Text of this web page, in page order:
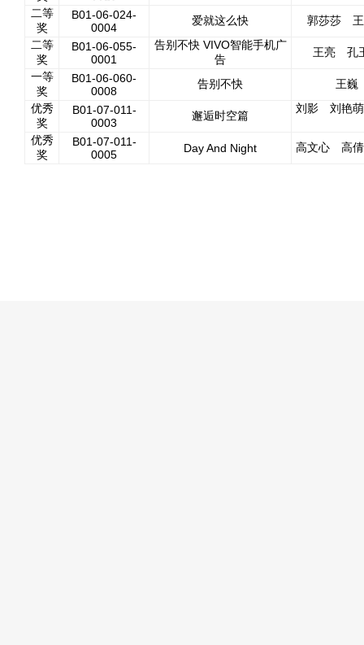
二等
奖
B01-06-024-
0004
爱就这么快
郭莎莎
二等
奖
B01-06-055-
0001
告别不快 VIVO智能手机广
告
王亮 孔
一等
奖
B01-06-060-
0008
告别不快
王
优秀
奖
B01-07-011-
0003
邂逅时空篇
刘影 刘艳
优秀
奖
B01-07-011-
0005
Day And Night 高文心 高